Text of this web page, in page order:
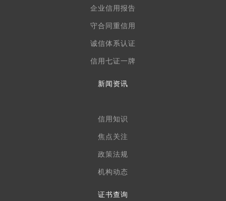
企业信用报告
守合同重信用
诚信体系认证
信用七证一牌
新闻资讯
信用知识
焦点关注
政策法规
机构动态
证书查询